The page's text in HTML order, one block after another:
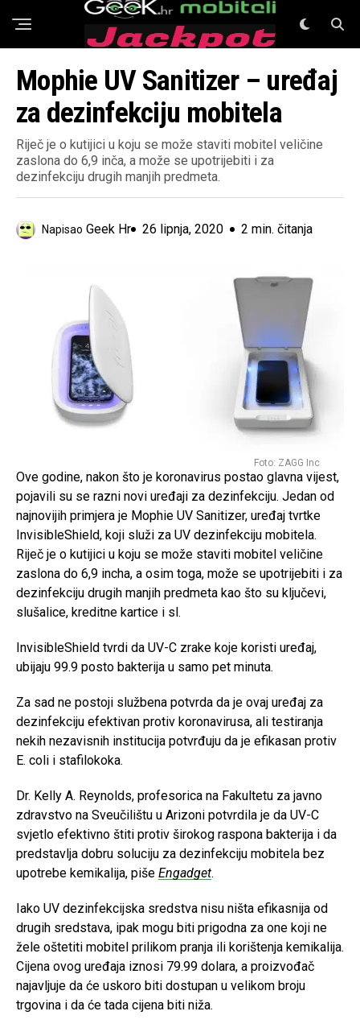
GeeK Mobiteli
Mophie UV Sanitizer – uređaj
za dezinfekciju mobitela
Riječ je o kutijici u koju se može staviti mobitel veličine
zaslona do 6,9 inča, a može se upotrijebiti i za
dezinfekciju drugih manjih predmeta.
Napisao Geek Hr 26 lipnja, 2020 2 min. čitanja
Foto: ZAGG Inc
Ove godine, nakon što je koronavirus postao glavna vijest,
pojavili su se razni novi uređaji za dezinfekciju. Jedan od
najnovijih primjera je Mophie UV Sanitizer, uređaj tvrtke
InvisibleShield, koji služi za UV dezinfekciju mobitela.
Riječ je o kutijici u koju se može staviti mobitel veličine
zaslona do 6,9 incha, a osim toga, može se upotrijebiti i za
dezinfekciju drugih manjih predmeta kao što su ključevi,
slušalice, kreditne kartice i sl.
InvisibleShield tvrdi da UV-C zrake koje koristi uređaj,
ubijaju 99.9 posto bakterija u samo pet minuta.
Za sad ne postoji službena potvrda da je ovaj uređaj za
dezinfekciju efektivan protiv koronavirusa, ali testiranja
nekih nezavisnih institucija potvrđuju da je efikasan protiv
E. coli i stafilokoka.
Dr. Kelly A. Reynolds, profesorica na Fakultetu za javno
zdravstvo na Sveučilištu u Arizoni potvrdila je da UV-C
svjetlo efektivno štiti protiv širokog raspona bakterija i da
predstavlja dobru soluciju za dezinfekciju mobitela bez
upotrebe kemikalija, piše Engadget.
Iako UV dezinfekcijska sredstva nisu ništa efikasnija od
drugih sredstava, ipak mogu biti prigodna za one koji ne
žele oštetiti mobitel prilikom pranja ili korištenja kemikalija.
Cijena ovog uređaja iznosi 79.99 dolara, a proizvođač
najavljuje da će uskoro biti dostupan u velikom broju
trgovina i da će tada cijena biti niža.